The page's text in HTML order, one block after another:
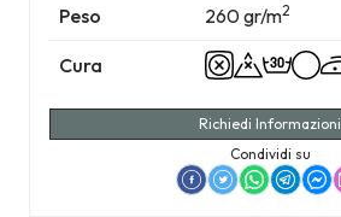
Peso 260 gr/m2
Cura
Richiedi Informazioni
Condividi su